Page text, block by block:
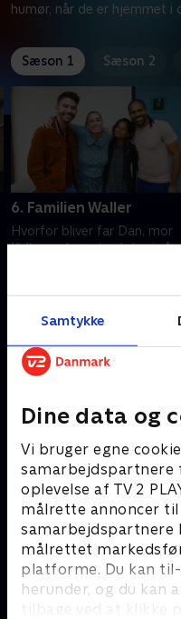
Samtykke
Dine data og
Vi bruger egne
samarbejdspartnere
oplevelse af TV 2
målrette annoncer til
samarbejdspartnere
målrettet
platforme. Du kan
herunder, og du kan
tilbage ved at klikke
humør, når de er hjemmet i
Sæson 1 Sæson 2
6. Familien Waller
Hvorfor bliver far Dan, mor
Kelly og deres to døtre i så
der én god grund til - og
hedder rod!
Andre så også
Ryd op i dit liv
Livsstil • 6 sæsoner